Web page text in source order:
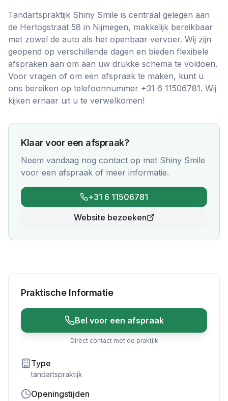
Tandartspraktijk Shiny Smile is centraal gelegen aan
de Hertogstraat 58 in Nijmegen, makkelijk bereikbaar
met zowel de auto als het openbaar vervoer. Wij zijn
geopend op verschillende dagen en bieden flexibele
afspraken aan om aan uw drukke schema te voldoen.
Voor vragen of om een afspraak te maken, kunt u
ons bereiken op telefoonnummer +31 6 11506781. Wij
kijken ernaar uit u te verwelkomen!
Klaar voor een afspraak?
Neem vandaag nog contact op met Shiny Smile
voor een afspraak of meer informatie.
+31 6 11506781
Website bezoeken
Praktische Informatie
Bel voor een afspraak
Direct contact met de praktijk
Type
tandartspraktijk
Openingstijden